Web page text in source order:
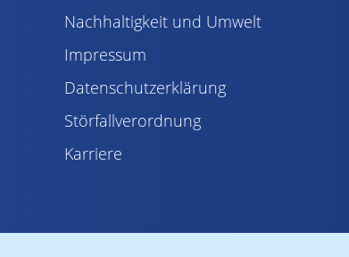
Nachhaltigkeit und Umwelt
Impressum
Datenschutzerklärung
Störfallverordnung
Karriere